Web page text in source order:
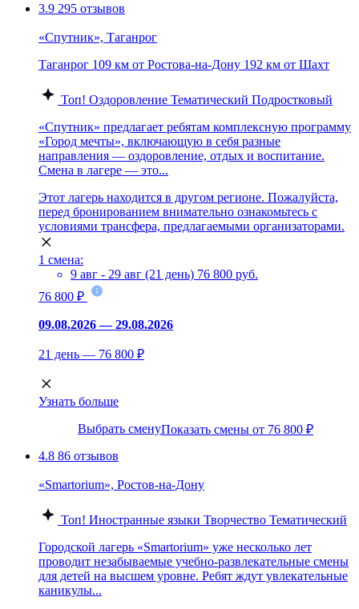
3.9 295 отзывов
«Спутник», Таганрог
Таганрог 109 км от Ростова-на-Дону 192 км от Шахт
Топ! Оздоровление Тематический Подростковый
«Спутник» предлагает ребятам комплексную программу
«Город мечты», включающую в себя разные
направления — оздоровление, отдых и воспитание.
Смена в лагере — это...
Этот лагерь находится в другом регионе. Пожалуйста,
перед бронированием внимательно ознакомьтесь с
условиями трансфера, предлагаемыми организаторами.
1 смена:
9 авг - 29 авг (21 день) 76 800 руб.
76 800 ₽
09.08.2026 — 29.08.2026
21 день — 76 800 ₽
Узнать больше
Выбрать сменуПоказать смены от 76 800 ₽
4.8 86 отзывов
«Smartorium», Ростов-на-Дону
Топ! Иностранные языки Творчество Тематический
Городской лагерь «Smartorium» уже несколько лет
проводит незабываемые учебно-развлекательные смены
для детей на высшем уровне. Ребят ждут увлекательные
каникулы...